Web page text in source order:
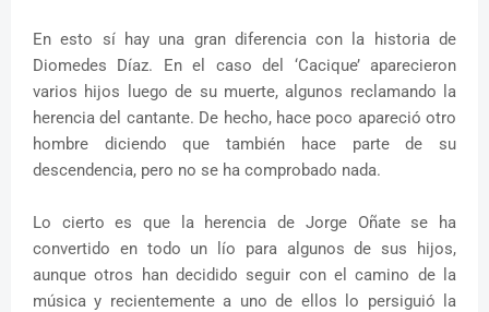
En esto sí hay una gran diferencia con la historia de
Diomedes Díaz. En el caso del ‘Cacique’ aparecieron
varios hijos luego de su muerte, algunos reclamando la
herencia del cantante. De hecho, hace poco apareció otro
hombre diciendo que también hace parte de su
descendencia, pero no se ha comprobado nada.
Lo cierto es que la herencia de Jorge Oñate se ha
convertido en todo un lío para algunos de sus hijos,
aunque otros han decidido seguir con el camino de la
música y recientemente a uno de ellos lo persiguió la